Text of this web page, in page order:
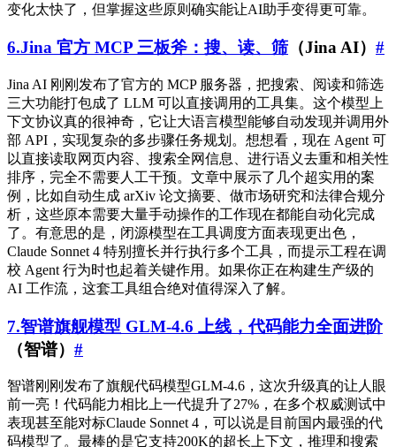
变化太快了，但掌握这些原则确实能让AI助手变得更可靠。
6.Jina 官方 MCP 三板斧：搜、读、筛 （Jina AI） #
Jina AI 刚刚发布了官方的 MCP 服务器，把搜索、阅读和筛选
三大功能打包成了 LLM 可以直接调用的工具集。这个模型上
下文协议真的很神奇，它让大语言模型能够自动发现并调用外
部 API，实现复杂的多步骤任务规划。想想看，现在 Agent 可
以直接读取网页内容、搜索全网信息、进行语义去重和相关性
排序，完全不需要人工干预。文章中展示了几个超实用的案
例，比如自动生成 arXiv 论文摘要、做市场研究和法律合规分
析，这些原本需要大量手动操作的工作现在都能自动化完成
了。有意思的是，闭源模型在工具调度方面表现更出色，
Claude Sonnet 4 特别擅长并行执行多个工具，而提示工程在调
校 Agent 行为时也起着关键作用。如果你正在构建生产级的
AI 工作流，这套工具组合绝对值得深入了解。
7.智谱旗舰模型 GLM-4.6 上线，代码能力全面进阶
（智谱） #
智谱刚刚发布了旗舰代码模型GLM-4.6，这次升级真的让人眼
前一亮！代码能力相比上一代提升了27%，在多个权威测试中
表现甚至能对标Claude Sonnet 4，可以说是目前国内最强的代
码模型了。最棒的是它支持200K的超长上下文，推理和搜索